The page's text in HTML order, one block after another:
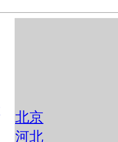
北京
河北